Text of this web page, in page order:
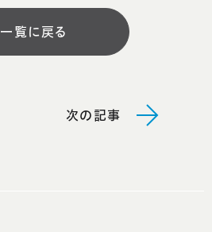
一覧に戻る
次の記事